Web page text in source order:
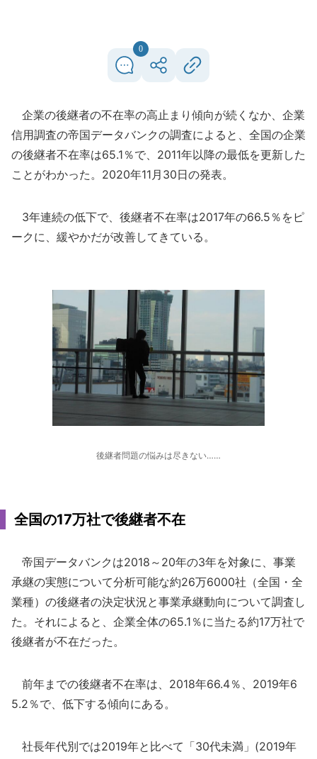
0
企業の後継者の不在率の高止まり傾向が続くなか、企業
信用調査の帝国データバンクの調査によると、全国の企業
の後継者不在率は65.1％で、2011年以降の最低を更新した
ことがわかった。2020年11月30日の発表。
3年連続の低下で、後継者不在率は2017年の66.5％をピ
ークに、緩やかだが改善してきている。
後継者問題の悩みは尽きない……
全国の17万社で後継者不在
帝国データバンクは2018～20年の3年を対象に、事業
承継の実態について分析可能な約26万6000社（全国・全
業種）の後継者の決定状況と事業承継動向について調査し
た。それによると、企業全体の65.1％に当たる約17万社で
後継者が不在だった。
前年までの後継者不在率は、2018年66.4％、2019年6
5.2％で、低下する傾向にある。
社長年代別では2019年と比べて「30代未満」(2019年